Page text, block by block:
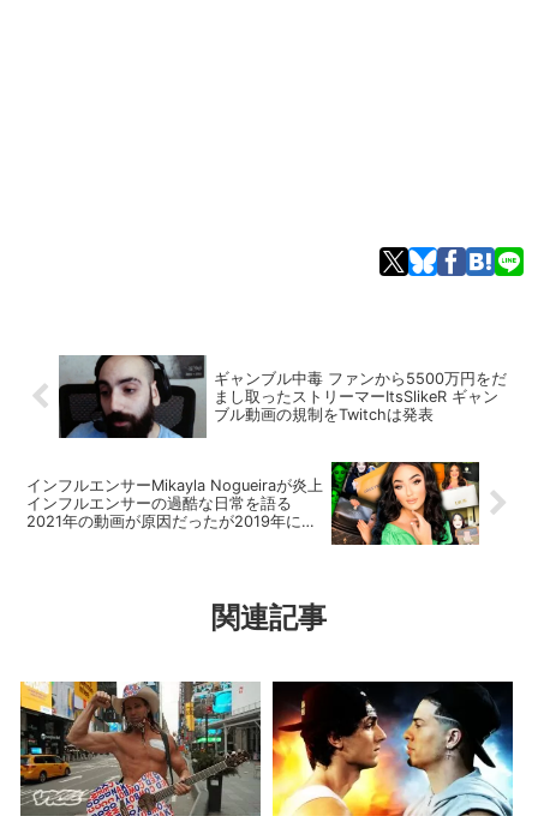
ギャンブル中毒 ファンから5500万円をだ
まし取ったストリーマーItsSlikeR ギャン
ブル動画の規制をTwitchは発表
インフルエンサーMikayla Nogueiraが炎上
インフルエンサーの過酷な日常を語る
2021年の動画が原因だったが2019年に
関連記事